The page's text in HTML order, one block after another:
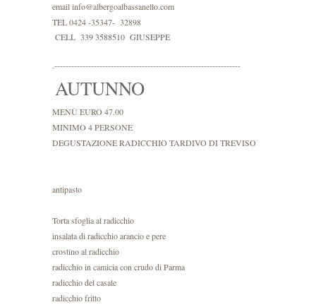
email info@albergoalbassanello.com
TEL 0424 -35347- 32898
CELL 339 3588510 GIUSEPPE
.------------------------------------------------------------------
AUTUNNO
MENÙ EURO 47.00
MINIMO 4 PERSONE
DEGUSTAZIONE RADICCHIO TARDIVO DI TREVISO
antipasto
Torta sfoglia al radicchio
insalata di radicchio arancio e pere
crostino al radicchio
radicchio in camicia con crudo di Parma
radicchio del casale
radicchio fritto